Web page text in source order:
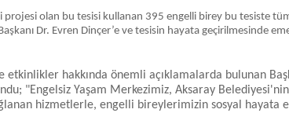
projesi olan bu tesisi kullanan 395 engelli birey bu tesiste
Dr. Evren Dinçer’e ve tesisin hayata geçirilmesinde
etkinlikler hakkında önemli açıklamalarda bulunan
"Engelsiz Yaşam Merkezimiz, Aksaray
hizmetlerle, engelli bireylerimizin sosyal